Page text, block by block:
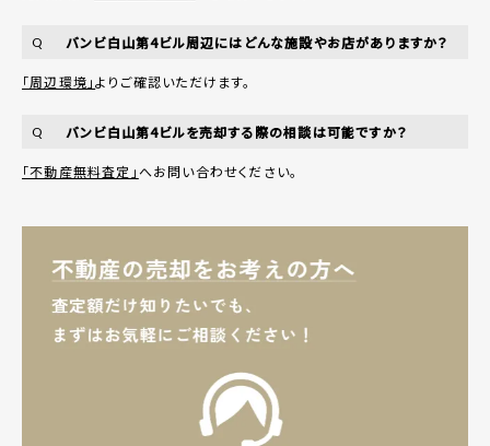
Q バンビ白山第4ビル周辺にはどんな施設やお店がありますか？
「周辺環境」よりご確認いただけます。
Q バンビ白山第4ビルを売却する際の相談は可能ですか？
「不動産無料査定」へお問い合わせください。